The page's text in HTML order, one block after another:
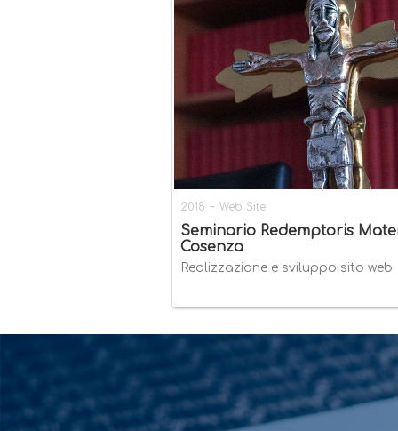
2018 - Web Site
Seminario Redemptoris
Cosenza
Realizzazione e sviluppo sito web